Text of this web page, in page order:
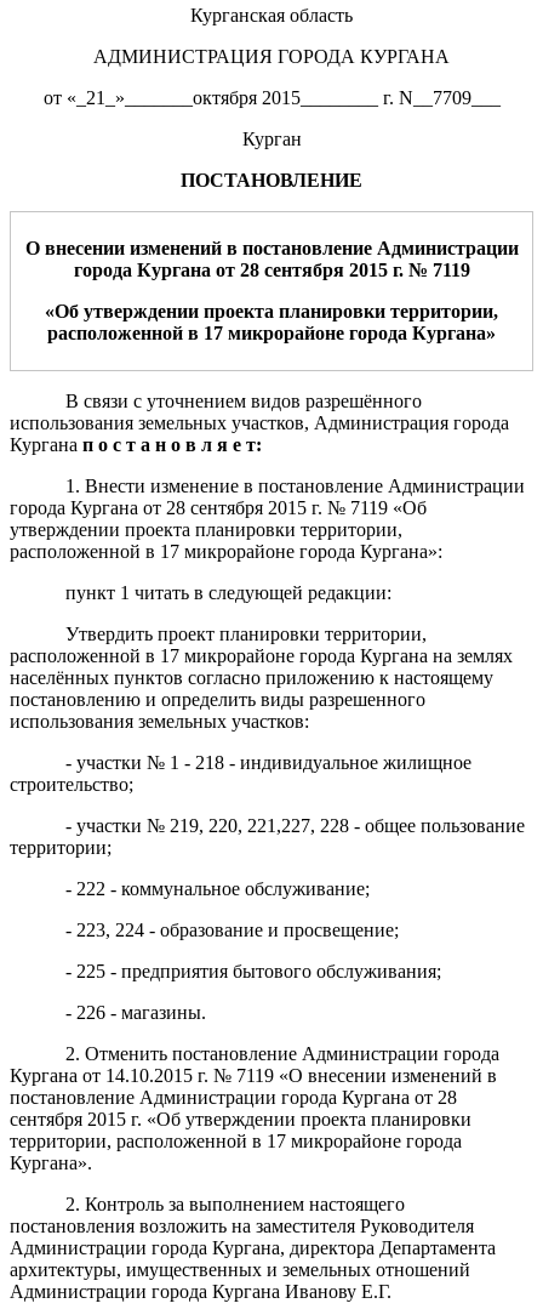
Курганская область
АДМИНИСТРАЦИЯ ГОРОДА КУРГАНА
от «_21_»_______октября 2015________ г. N__7709___
Курган
ПОСТАНОВЛЕНИЕ
О внесении изменений в постановление Администрации
города Кургана от 28 сентября 2015г. № 7119
«Об утверждении проекта планировки территории,
расположенной в 17 микрорайоне города Кургана»
В связи с уточнением видов разрешённого
использования земельных участков, Администрация города
Кургана п о с т а н о в л я е т:
1. Внести изменение в постановление Администрации
города Кургана от 28 сентября 2015 г. № 7119 «Об
утверждении проекта планировки территории,
расположенной в 17 микрорайоне города Кургана»:
пункт 1 читать в следующей редакции:
Утвердить проект планировки территории,
расположенной в 17 микрорайоне города Кургана на землях
населённых пунктов согласно приложению к настоящему
постановлению и определить виды разрешенного
использования земельных участков:
- участки № 1 - 218 - индивидуальное жилищное
строительство;
- участки № 219, 220, 221,227, 228 - общее пользование
территории;
- 222 - коммунальное обслуживание;
- 223, 224 - образование и просвещение;
- 225 - предприятия бытового обслуживания;
- 226 - магазины.
2. Отменить постановление Администрации города
Кургана от 14.10.2015 г. № 7119 «О внесении изменений в
постановление Администрации города Кургана от 28
сентября 2015 г. «Об утверждении проекта планировки
территории, расположенной в 17 микрорайоне города
Кургана».
2. Контроль за выполнением настоящего
постановления возложить на заместителя Руководителя
Администрации города Кургана, директора Департамента
архитектуры, имущественных и земельных отношений
Администрации города Кургана Иванову Е.Г.